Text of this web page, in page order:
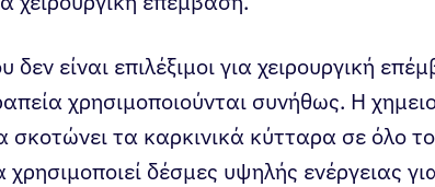
δεν είναι επιλέξιμοι για χειρουργική
χρησιμοποιούνται συνήθως. Η
σκοτώνει τα καρκινικά κύτταρα σε όλο
χρησιμοποιεί δέσμες υψηλής ενέργειας